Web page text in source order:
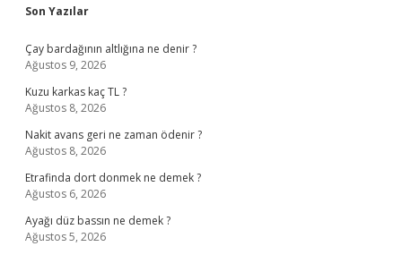
Sidebar
Son Yazılar
Çay bardağının altlığına ne denir ?
Ağustos 9, 2026
Kuzu karkas kaç TL ?
Ağustos 8, 2026
Nakit avans geri ne zaman ödenir ?
Ağustos 8, 2026
Etrafinda dort donmek ne demek ?
Ağustos 6, 2026
Ayağı düz bassın ne demek ?
Ağustos 5, 2026